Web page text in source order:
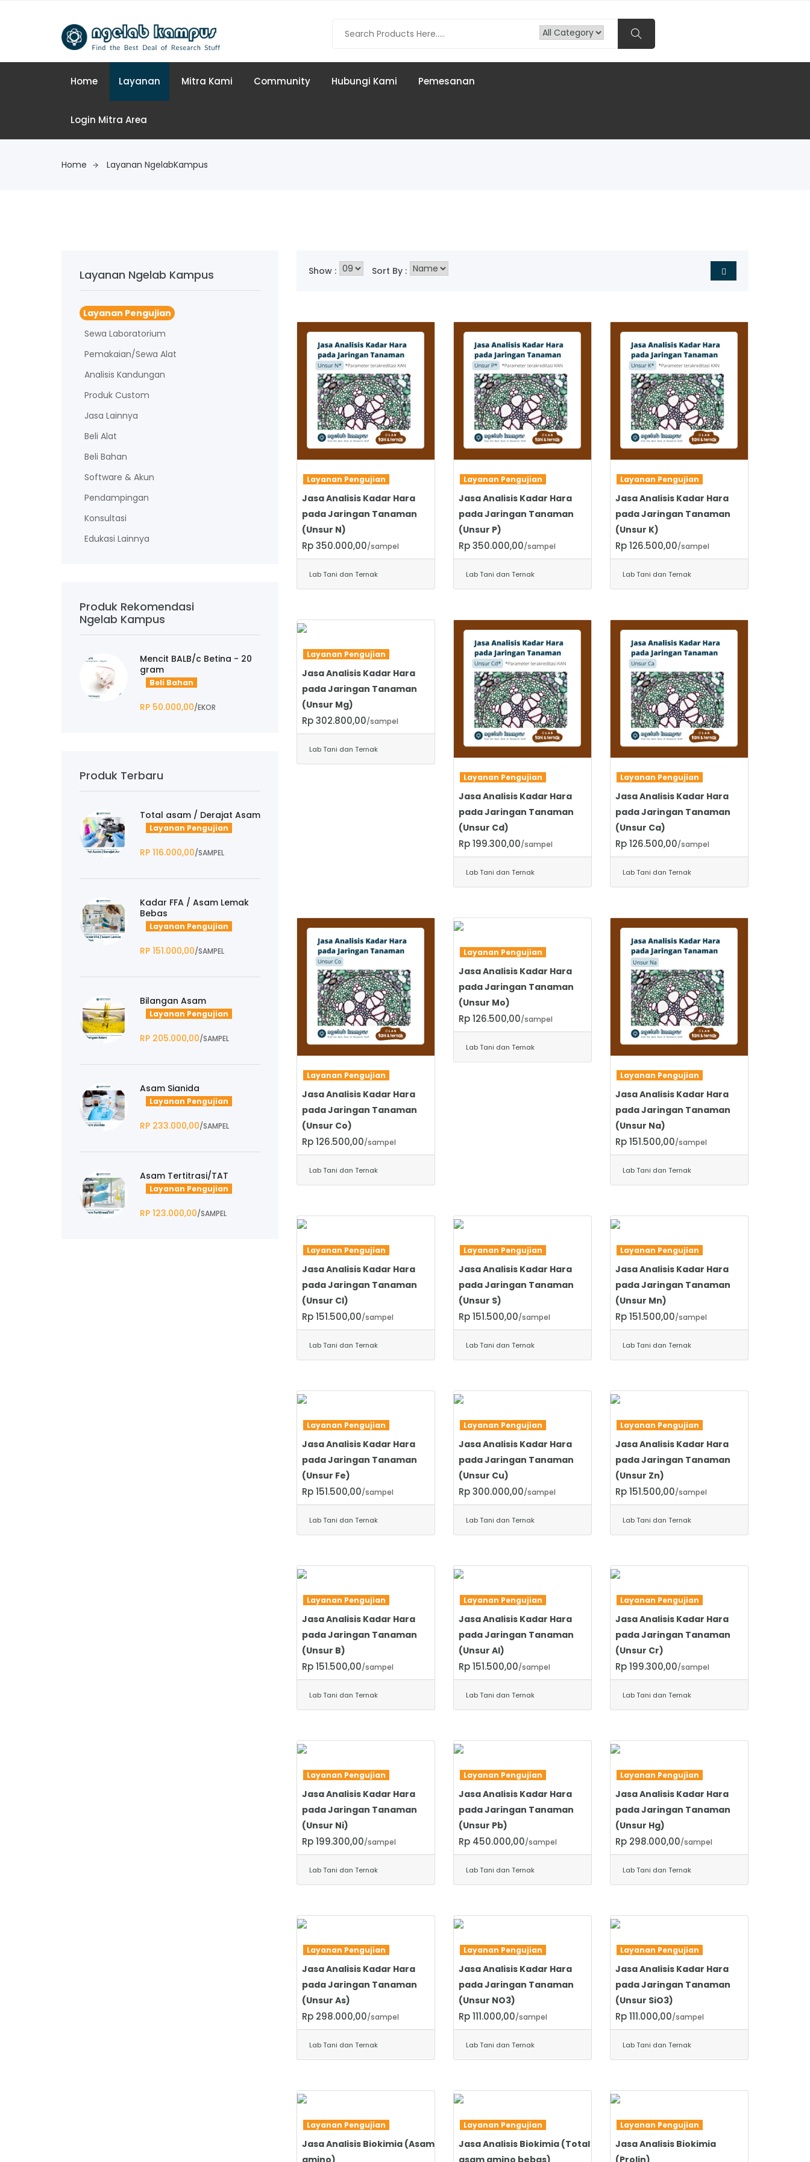
Home Layanan Mitra Kami Community Hubungi Kami Pemesanan
Login Mitra Area
Home Layanan NgelabKampus
Layanan Ngelab Kampus
Layanan Pengujian
Sewa Laboratorium
Pemakaian/Sewa Alat
Analisis Kandungan
Produk Custom
Jasa Lainnya
Beli Alat
Beli Bahan
Software & Akun
Pendampingan
Konsultasi
Edukasi Lainnya
Produk Rekomendasi
Ngelab Kampus
Mencit BALB/c Betina - 20
gram
Beli Bahan
RP 50.000,00/EKOR
Produk Terbaru
Total asam / Derajat Asam
Layanan Pengujian
RP 116.000,00/SAMPEL
Kadar FFA / Asam Lemak
Bebas
Layanan Pengujian
RP 151.000,00/SAMPEL
Bilangan Asam
Layanan Pengujian
RP 205.000,00/SAMPEL
Asam Sianida
Layanan Pengujian
RP 233.000,00/SAMPEL
Asam Tertitrasi/TAT
Layanan Pengujian
RP 123.000,00/SAMPEL
Show : Sort By :
SELENGKAPNYA
Layanan Pengujian
Jasa Analisis Kadar Hara
pada Jaringan Tanaman
(Unsur N)
Rp 350.000,00/sampel
Lab Tani dan Ternak
SELENGKAPNYA
Layanan Pengujian
Jasa Analisis Kadar Hara
pada Jaringan Tanaman
(Unsur P)
Rp 350.000,00/sampel
Lab Tani dan Ternak
SELENGKAPNYA
Layanan Pengujian
Jasa Analisis Kadar Hara
pada Jaringan Tanaman
(Unsur K)
Rp 126.500,00/sampel
Lab Tani dan Ternak
SELENGKAPNYA
Layanan Pengujian
Jasa Analisis Kadar Hara
pada Jaringan Tanaman
(Unsur Mg)
Rp 302.800,00/sampel
Lab Tani dan Ternak
SELENGKAPNYA
Layanan Pengujian
Jasa Analisis Kadar Hara
pada Jaringan Tanaman
(Unsur Cd)
Rp 199.300,00/sampel
Lab Tani dan Ternak
SELENGKAPNYA
Layanan Pengujian
Jasa Analisis Kadar Hara
pada Jaringan Tanaman
(Unsur Ca)
Rp 126.500,00/sampel
Lab Tani dan Ternak
SELENGKAPNYA
Layanan Pengujian
Jasa Analisis Kadar Hara
pada Jaringan Tanaman
(Unsur Co)
Rp 126.500,00/sampel
Lab Tani dan Ternak
SELENGKAPNYA
Layanan Pengujian
Jasa Analisis Kadar Hara
pada Jaringan Tanaman
(Unsur Mo)
Rp 126.500,00/sampel
Lab Tani dan Ternak
SELENGKAPNYA
Layanan Pengujian
Jasa Analisis Kadar Hara
pada Jaringan Tanaman
(Unsur Na)
Rp 151.500,00/sampel
Lab Tani dan Ternak
SELENGKAPNYA
Layanan Pengujian
Jasa Analisis Kadar Hara
pada Jaringan Tanaman
(Unsur Cl)
Rp 151.500,00/sampel
Lab Tani dan Ternak
SELENGKAPNYA
Layanan Pengujian
Jasa Analisis Kadar Hara
pada Jaringan Tanaman
(Unsur S)
Rp 151.500,00/sampel
Lab Tani dan Ternak
SELENGKAPNYA
Layanan Pengujian
Jasa Analisis Kadar Hara
pada Jaringan Tanaman
(Unsur Mn)
Rp 151.500,00/sampel
Lab Tani dan Ternak
SELENGKAPNYA
Layanan Pengujian
Jasa Analisis Kadar Hara
pada Jaringan Tanaman
(Unsur Fe)
Rp 151.500,00/sampel
Lab Tani dan Ternak
SELENGKAPNYA
Layanan Pengujian
Jasa Analisis Kadar Hara
pada Jaringan Tanaman
(Unsur Cu)
Rp 300.000,00/sampel
Lab Tani dan Ternak
SELENGKAPNYA
Layanan Pengujian
Jasa Analisis Kadar Hara
pada Jaringan Tanaman
(Unsur Zn)
Rp 151.500,00/sampel
Lab Tani dan Ternak
SELENGKAPNYA
Layanan Pengujian
Jasa Analisis Kadar Hara
pada Jaringan Tanaman
(Unsur B)
Rp 151.500,00/sampel
Lab Tani dan Ternak
SELENGKAPNYA
Layanan Pengujian
Jasa Analisis Kadar Hara
pada Jaringan Tanaman
(Unsur Al)
Rp 151.500,00/sampel
Lab Tani dan Ternak
SELENGKAPNYA
Layanan Pengujian
Jasa Analisis Kadar Hara
pada Jaringan Tanaman
(Unsur Cr)
Rp 199.300,00/sampel
Lab Tani dan Ternak
SELENGKAPNYA
Layanan Pengujian
Jasa Analisis Kadar Hara
pada Jaringan Tanaman
(Unsur Ni)
Rp 199.300,00/sampel
Lab Tani dan Ternak
SELENGKAPNYA
Layanan Pengujian
Jasa Analisis Kadar Hara
pada Jaringan Tanaman
(Unsur Pb)
Rp 450.000,00/sampel
Lab Tani dan Ternak
SELENGKAPNYA
Layanan Pengujian
Jasa Analisis Kadar Hara
pada Jaringan Tanaman
(Unsur Hg)
Rp 298.000,00/sampel
Lab Tani dan Ternak
SELENGKAPNYA
Layanan Pengujian
Jasa Analisis Kadar Hara
pada Jaringan Tanaman
(Unsur As)
Rp 298.000,00/sampel
Lab Tani dan Ternak
SELENGKAPNYA
Layanan Pengujian
Jasa Analisis Kadar Hara
pada Jaringan Tanaman
(Unsur NO3)
Rp 111.000,00/sampel
Lab Tani dan Ternak
SELENGKAPNYA
Layanan Pengujian
Jasa Analisis Kadar Hara
pada Jaringan Tanaman
(Unsur SiO3)
Rp 111.000,00/sampel
Lab Tani dan Ternak
SELENGKAPNYA
Layanan Pengujian
Jasa Analisis Biokimia (Asam
amino)
SELENGKAPNYA
Layanan Pengujian
Jasa Analisis Biokimia (Total
asam amino bebas)
SELENGKAPNYA
Layanan Pengujian
Jasa Analisis Biokimia
(Prolin)